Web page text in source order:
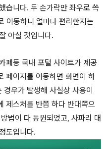
습니다. 두 손가락만 좌우로 쓱
이동하니 얼마나 편리한지는
아실 것입니다.
페등 국내 포털 사이트가 제공
페이지를 이동하면 화면이 하
우가 발생해 사실상 사용이
제스처를 반쯤 하다 반대쪽으
법이 다 동원되었고, 사파리 대
도입니다.